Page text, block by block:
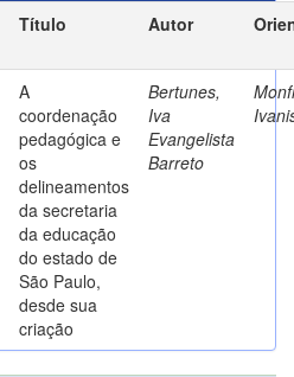
Título Autor
A
coordenação
pedagógica e
os
delineamentos
da secretaria
da educação
do estado de
São Paulo,
desde sua
criação
Bertunes,
Iva
Evangelista
Barreto